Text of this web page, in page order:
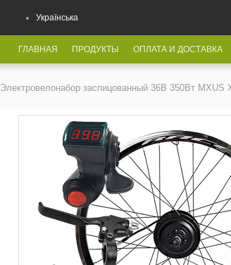
Українська
ГЛАВНАЯ ПРОДУКТЫ ОПЛАТА И ДОСТАВКА
Электровелонабор заспицованный 36В 350Вт MXUS